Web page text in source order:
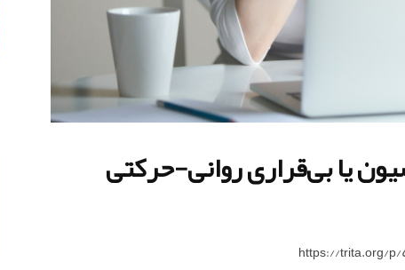
یا بی‌قراری روانی-حرکتی